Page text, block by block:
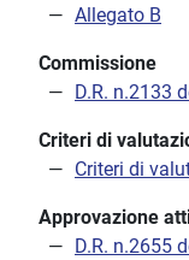
Allegato B
Commissione
D.R. n.2133
Criteri di
Criteri di
Approvazione
D.R. n.2655